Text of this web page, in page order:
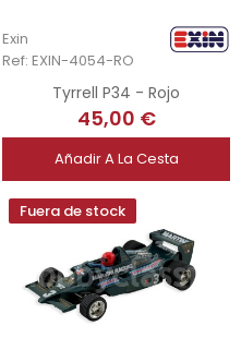
Exin
Ref: EXIN-4054-RO
Tyrrell P34 - Rojo
45,00 €
Añadir A La Cesta
Fuera de stock